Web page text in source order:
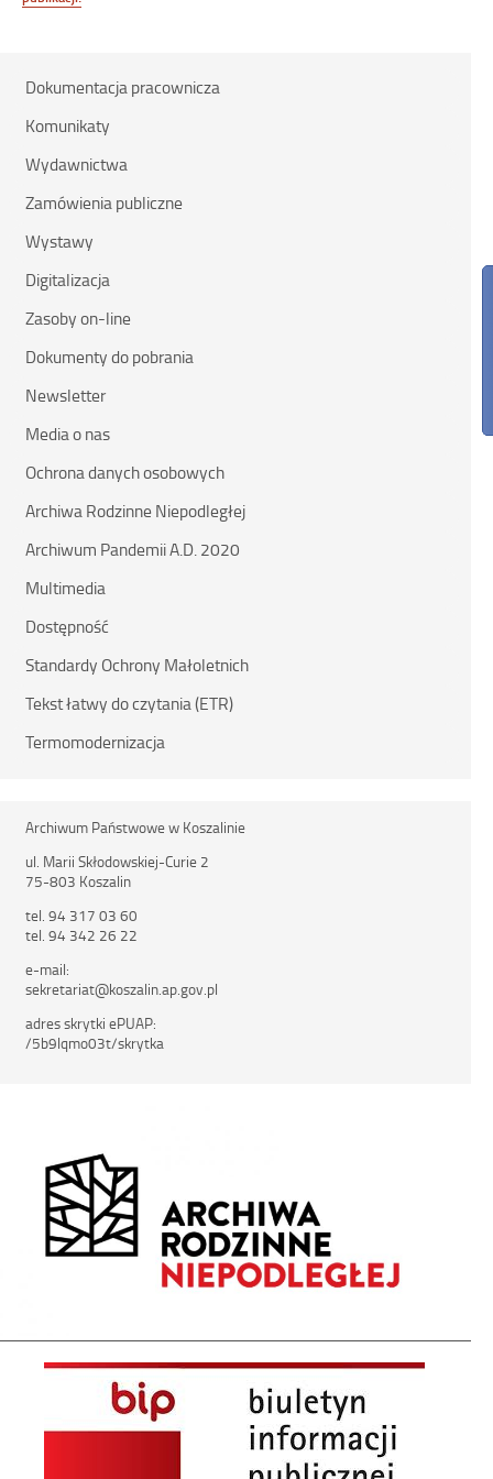
Dokumentacja pracownicza
Komunikaty
Wydawnictwa
Zamówienia publiczne
Wystawy
Digitalizacja
Zasoby on-line
Dokumenty do pobrania
Newsletter
Media o nas
Ochrona danych osobowych
Archiwa Rodzinne Niepodległej
Archiwum Pandemii A.D. 2020
Multimedia
Dostępność
Standardy Ochrony Małoletnich
Tekst łatwy do czytania (ETR)
Termomodernizacja
Archiwum Państwowe w Koszalinie
ul. Marii Skłodowskiej-Curie 2
75-803 Koszalin
tel. 94 317 03 60
tel. 94 342 26 22
e-mail:
sekretariat@koszalin.ap.gov.pl
adres skrytki ePUAP:
/5b9lqmo03t/skrytka